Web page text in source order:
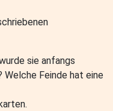
sie anfangs
Feinde hat eine